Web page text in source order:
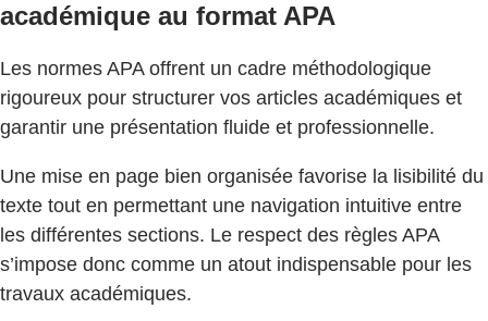
académique au format APA
Les normes APA offrent un cadre méthodologique
rigoureux pour structurer vos articles académiques et
garantir une présentation fluide et professionnelle.
Une mise en page bien organisée favorise la lisibilité du
texte tout en permettant une navigation intuitive entre
les différentes sections. Le respect des règles APA
s’impose donc comme un atout indispensable pour les
travaux académiques.